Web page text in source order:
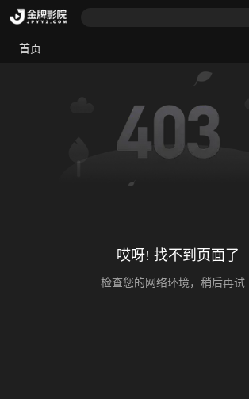
首页
哎呀! 找不到页面了
检查您的网络环境，稍后再试...